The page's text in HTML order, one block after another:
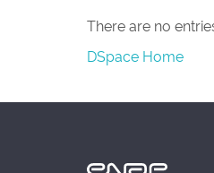
There are no
DSpace Home